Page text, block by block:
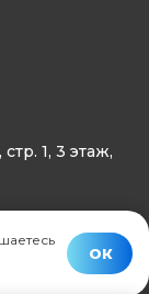
1, 3 этаж,
ОК